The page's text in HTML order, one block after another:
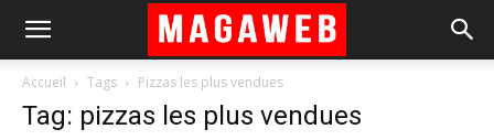
Accueil Tags Pizzas les plus vendues
Tag: pizzas les plus vendues